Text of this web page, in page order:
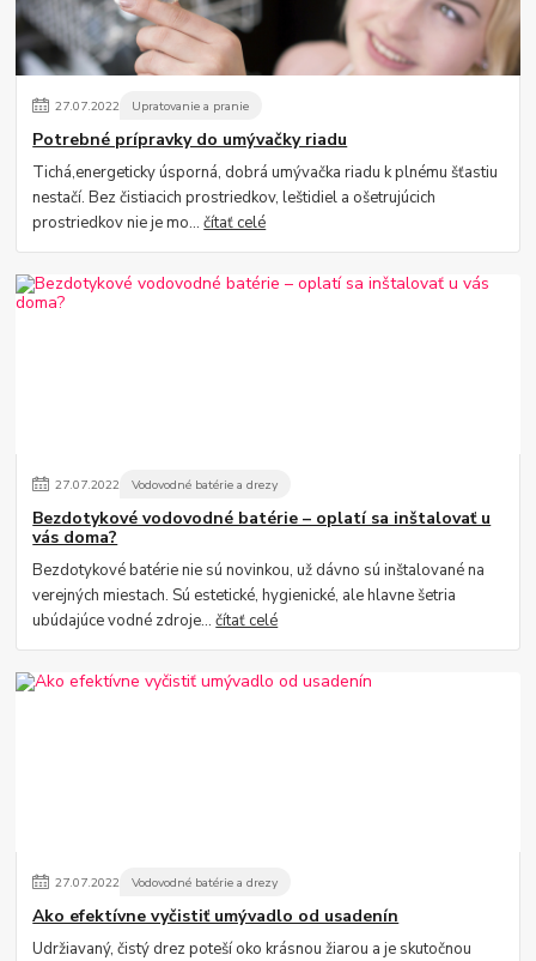
27.07.2022 Upratovanie a pranie
Potrebné prípravky do umývačky riadu
Tichá,energeticky úsporná, dobrá umývačka riadu k plnému šťastiu
nestačí. Bez čistiacich prostriedkov, leštidiel a ošetrujúcich
prostriedkov nie je mo...čítať celé
27.07.2022 Vodovodné batérie a drezy
Bezdotykové vodovodné batérie – oplatí sa inštalovať u
vás doma?
Bezdotykové batérie nie sú novinkou, už dávno sú inštalované na
verejných miestach. Sú estetické, hygienické, ale hlavne šetria
ubúdajúce vodné zdroje...čítať celé
27.07.2022 Vodovodné batérie a drezy
Ako efektívne vyčistiť umývadlo od usadenín
Udržiavaný, čistý drez poteší oko krásnou žiarou a je skutočnou